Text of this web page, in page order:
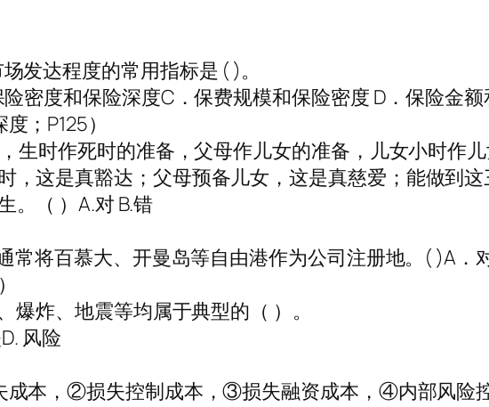
发达程度的常用指标是 ( )。
密度和保险深度C．保费规模和保险密度 D．保险金
；P125）
生时作死时的准备，父母作儿女的准备，儿女小时作
，这是真豁达；父母预备儿女，这是真慈爱；能做到
。（ ）A.对 B.错
常将百慕大、开曼岛等自由港作为公司注册地。( )A．
炸、地震等均属于典型的（ ）。
风险
本，②损失控制成本，③损失融资成本，④内部风险控